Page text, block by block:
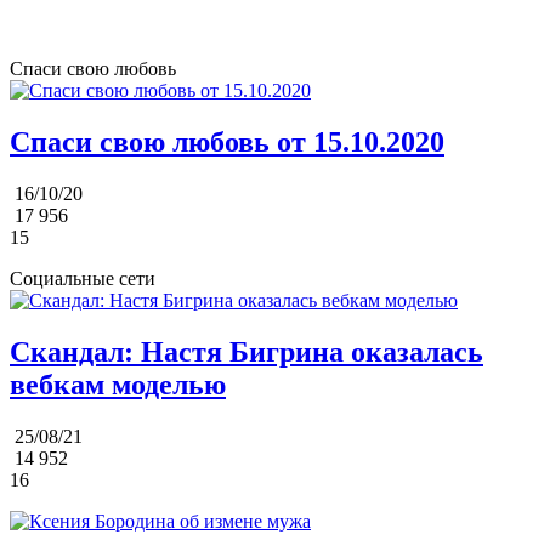
Спаси свою любовь
Спаси свою любовь от 15.10.2020
16/10/20
17 956
15
Социальные сети
Скандал: Настя Бигрина оказалась
вебкам моделью
25/08/21
14 952
16